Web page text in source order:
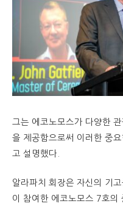
그는 에코노모스가 다양한
을 제공함으로써 이러한 중
고 설명했다.
알라파치 회장은 자신의 기
이 참여한 에코노모스 7호의